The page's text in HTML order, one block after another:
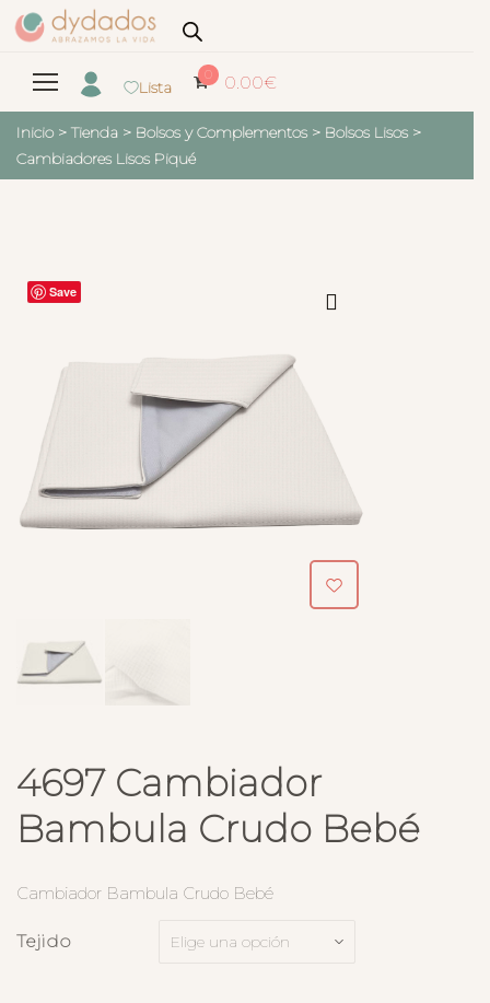
Lista
0 0.00€
Inicio > Tienda > Bolsos y Complementos > Bolsos Lisos >
Cambiadores Lisos Piqué
Save
4697 Cambiador
Bambula Crudo Bebé
Cambiador Bambula Crudo Bebé
Tejido